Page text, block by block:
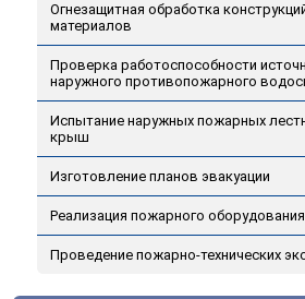
Огнезащитная обработка
материалов
Проверка работоспособности
наружного противопожарного
Испытание наружных пожарных
крыш
Изготовление планов эвакуации
Реализация пожарного оборудования
Проведение пожарно-технических